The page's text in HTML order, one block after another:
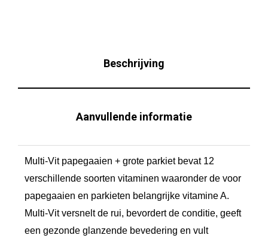
P
e
Beschrijving
Aanvullende informatie
Multi-Vit papegaaien + grote parkiet bevat 12
verschillende soorten vitaminen waaronder de voor
papegaaien en parkieten belangrijke vitamine A.
Multi-Vit versnelt de rui, bevordert de conditie, geeft
een gezonde glanzende bevedering en vult